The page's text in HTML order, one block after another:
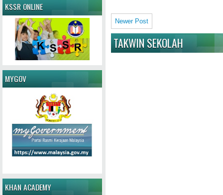
Newer Post
TAKWIN SEKOLAH
KSSR ONLINE
MYGOV
KHAN ACADEMY